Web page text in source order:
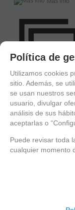
Recomendar
Política de
Utilizamos cookies
sitio. Además, se
se usan nuestros
usuario, divulgar
análisis de sus
aceptarlas o
Puede revisar toda
cualquier momento